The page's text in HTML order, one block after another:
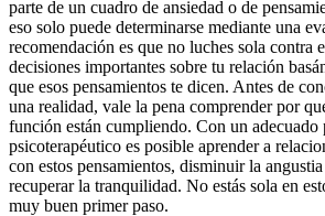
parte de un cuadro de ansiedad o de
eso solo puede determinarse mediante una
recomendación es que no luches sola contra
decisiones importantes sobre tu relación
que esos pensamientos te dicen. Antes de
una realidad, vale la pena comprender por
función están cumpliendo. Con un adecuado
psicoterapéutico es posible aprender a
con estos pensamientos, disminuir la
recuperar la tranquilidad. No estás sola en
muy buen primer paso.